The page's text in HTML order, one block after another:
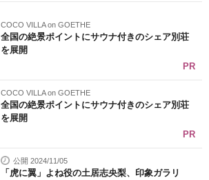
COCO VILLA on GOETHE
全国の絶景ポイントにサウナ付きのシェア別荘
を展開
PR
COCO VILLA on GOETHE
全国の絶景ポイントにサウナ付きのシェア別荘
を展開
PR
公開 2024/11/05
「虎に翼」よね役の土居志央梨、印象ガラリ